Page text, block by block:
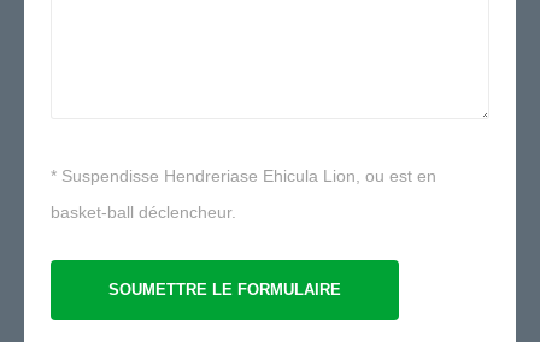
* Suspendisse Hendreriase Ehicula Lion, ou est en
basket-ball déclencheur.